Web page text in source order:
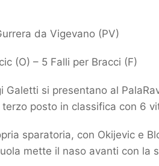
da Vigevano (PV)
(O) – 5 Falli per Bracci (F)
Galetti si presentano al
posto in classifica con 6
sparatoria, con Okijevic e
mette il naso avanti con la